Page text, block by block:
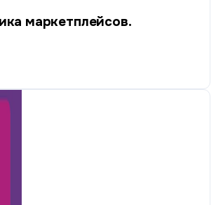
маркетплейсов.